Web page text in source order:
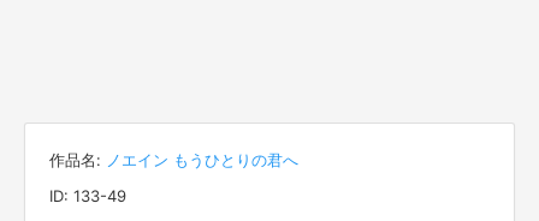
作品名: ノエイン もうひとりの君へ
ID: 133-49